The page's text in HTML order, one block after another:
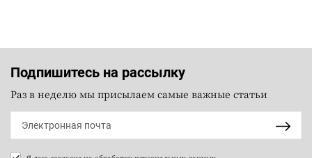
Подпишитесь на рассылку
Раз в неделю мы присылаем самые важные статьи